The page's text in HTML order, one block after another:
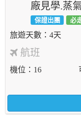
廠見學.蒸
保證出團 必
4天
航班
機位 16